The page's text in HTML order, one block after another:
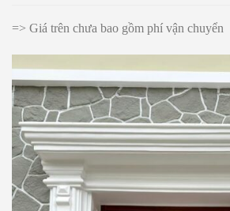
=> Giá trên chưa bao gồm phí vận chuyển